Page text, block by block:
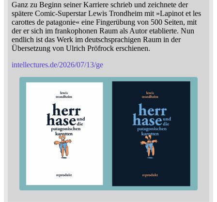
Ganz zu Beginn seiner Karriere schrieb und zeichnete der
spätere Comic-Superstar Lewis Trondheim mit »Lapinot et les
carottes de patagonie« eine Fingerübung von 500 Seiten, mit
der er sich im frankophonen Raum als Autor etablierte. Nun
endlich ist das Werk im deutschsprachigen Raum in der
Übersetzung von Ulrich Pröfrock erschienen.
intellectures.de/2026/07/13/ge